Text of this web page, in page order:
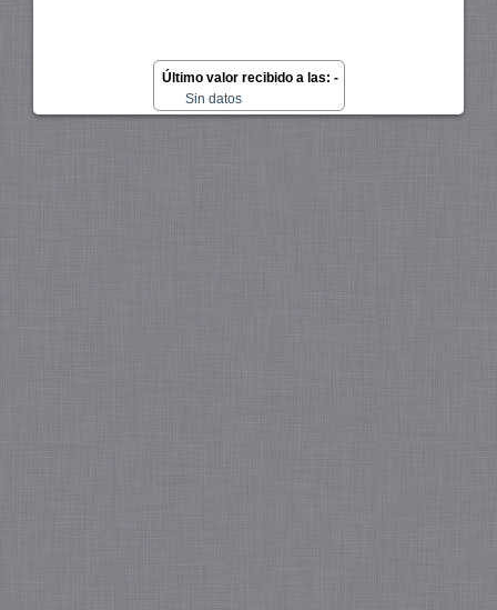
Sin datos
Último valor recibido a las: -